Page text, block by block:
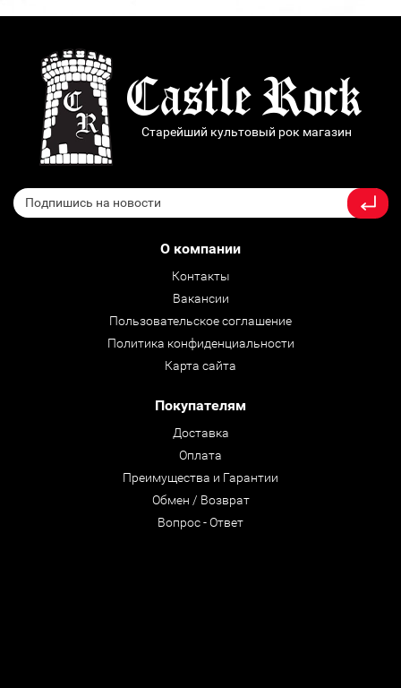
Старейший культовый рок магазин
О компании
Контакты
Вакансии
Пользовательское соглашение
Политика конфиденциальности
Карта сайта
Покупателям
Доставка
Оплата
Преимущества и Гарантии
Обмен / Возврат
Вопрос - Ответ